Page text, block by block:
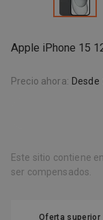
Apple iPhone 15
Precio ahora: Desde
Este sitio contiene
ser compensados.
Oferta superior